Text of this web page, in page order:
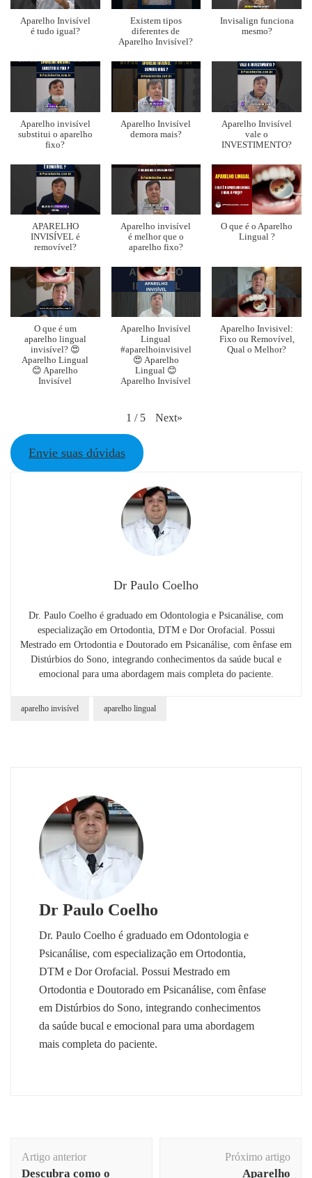
Aparelho Invisível
é tudo igual?
Existem tipos
diferentes de
Aparelho Invisível?
Invisalign funciona
mesmo?
Aparelho invisível
substitui o aparelho
fixo?
Aparelho Invisível
demora mais?
Aparelho Invisível
vale o
INVESTIMENTO?
APARELHO
INVISÍVEL é
removível?
Aparelho invisível
é melhor que o
aparelho fixo?
O que é o Aparelho
Lingual ?
O que é um
aparelho lingual
invisível? 😍
Aparelho Lingual
😊 Aparelho
Invisível
Aparelho Invisível
Lingual
#aparelhoinvisivel
😍 Aparelho
Lingual 😊
Aparelho Invisível
Aparelho Invisivel:
Fixo ou Removível,
Qual o Melhor?
1 / 5 Next»
Envie suas dúvidas
Dr Paulo Coelho
Dr. Paulo Coelho é graduado em Odontologia e Psicanálise, com
especialização em Ortodontia, DTM e Dor Orofacial. Possui
Mestrado em Ortodontia e Doutorado em Psicanálise, com ênfase em
Distúrbios do Sono, integrando conhecimentos da saúde bucal e
emocional para uma abordagem mais completa do paciente.
aparelho invisível aparelho lingual
Dr Paulo Coelho
Dr. Paulo Coelho é graduado em Odontologia e
Psicanálise, com especialização em Ortodontia,
DTM e Dor Orofacial. Possui Mestrado em
Ortodontia e Doutorado em Psicanálise, com ênfase
em Distúrbios do Sono, integrando conhecimentos
da saúde bucal e emocional para uma abordagem
mais completa do paciente.
deArtigo anterior
Descubra como o
Próximo artigo
Aparelho